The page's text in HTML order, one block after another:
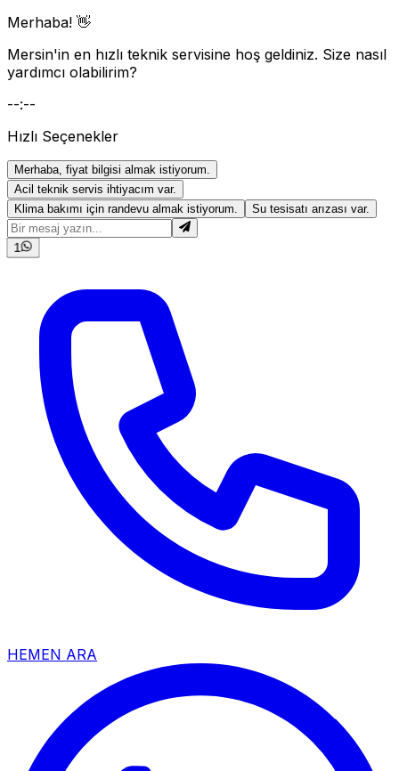
Merhaba! 👋
Mersin'in en hızlı teknik servisine hoş geldiniz. Size nasıl
yardımcı olabilirim?
--:--
Hızlı Seçenekler
Merhaba, fiyat bilgisi almak istiyorum.
Acil teknik servis ihtiyacım var.
Klima bakımı için randevu almak istiyorum.
Su tesisatı arızası var.
1
HEMEN ARA